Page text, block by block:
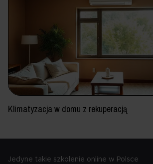
Klimatyzacja w domu z rekuperacją
Jedyne takie szkolenie online w Polsce